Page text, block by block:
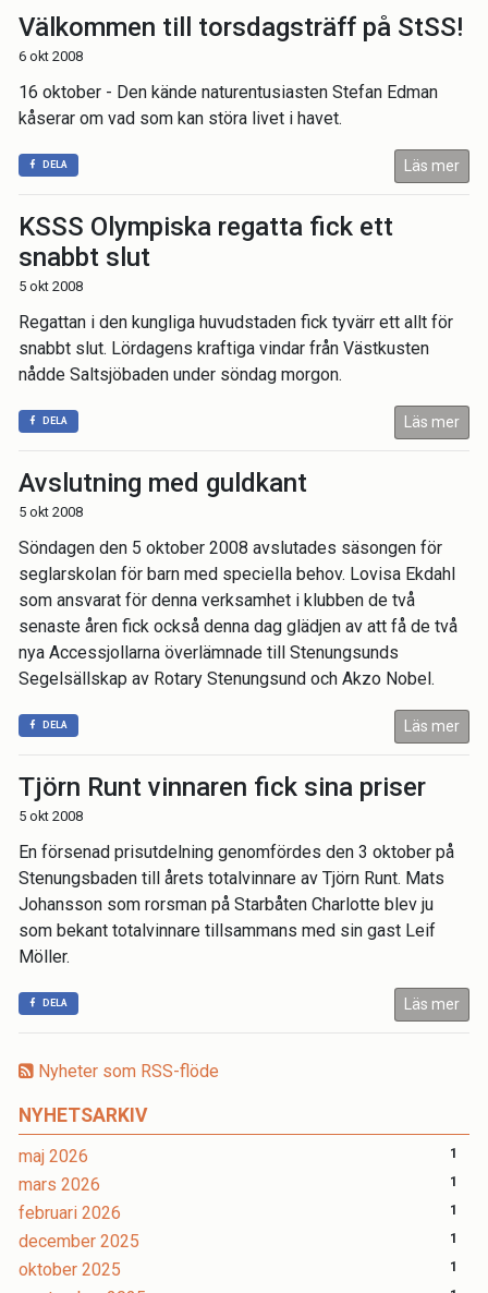
Nyheter som RSS-flöde
NYHETSARKIV
maj 2026 1
mars 2026 1
februari 2026 1
december 2025 1
oktober 2025 1
Välkommen till torsdagsträff på StSS!
6 okt 2008
16 oktober - Den kände naturentusiasten Stefan Edman
kåserar om vad som kan störa livet i havet.
DELA Läs mer
KSSS Olympiska regatta fick ett
snabbt slut
5 okt 2008
Regattan i den kungliga huvudstaden fick tyvärr ett allt för
snabbt slut. Lördagens kraftiga vindar från Västkusten
nådde Saltsjöbaden under söndag morgon.
DELA Läs mer
Avslutning med guldkant
5 okt 2008
Söndagen den 5 oktober 2008 avslutades säsongen för
seglarskolan för barn med speciella behov. Lovisa Ekdahl
som ansvarat för denna verksamhet i klubben de två
senaste åren fick också denna dag glädjen av att få de två
nya Accessjollarna överlämnade till Stenungsunds
Segelsällskap av Rotary Stenungsund och Akzo Nobel.
DELA Läs mer
Tjörn Runt vinnaren fick sina priser
5 okt 2008
En försenad prisutdelning genomfördes den 3 oktober på
Stenungsbaden till årets totalvinnare av Tjörn Runt. Mats
Johansson som rorsman på Starbåten Charlotte blev ju
som bekant totalvinnare tillsammans med sin gast Leif
Möller.
DELA Läs mer